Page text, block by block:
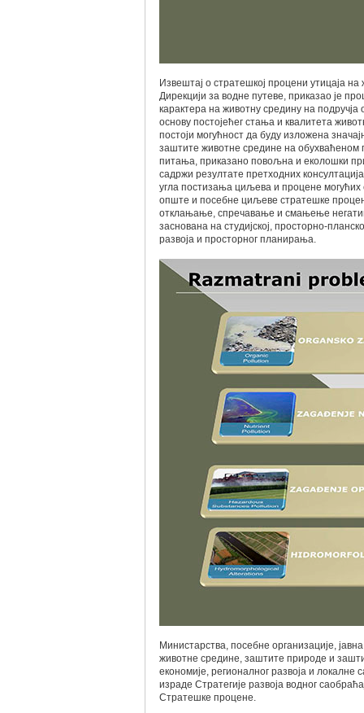
Извештај о стратешкој процени утицаја
Дирекцији за водне путеве, приказао је
карактера на животну средину на
основу постојећег стања и квалитета
постоји могућност да буду изложена
заштите животне средине на обухваћеном
питања, приказано повољна и еколошки
садржи резултате претходних
угла постизања циљева и процене
опште и посебне циљеве стратешке
отклањање, спречавање и смањење
заснована на студијској, просторно-
развоја и просторног планирања.
Министарства, посебне организације,
животне средине, заштите природе и
економије, регионалног развоја и локалне
израде Стратегије развоја водног
Стратешке процене.